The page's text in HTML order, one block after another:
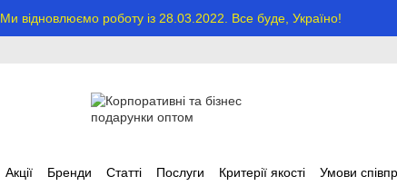
Ми відновлюємо роботу із 28.03.2022. Все буде, Україно!
Акції Бренди Статті Послуги Критерії якості Умови